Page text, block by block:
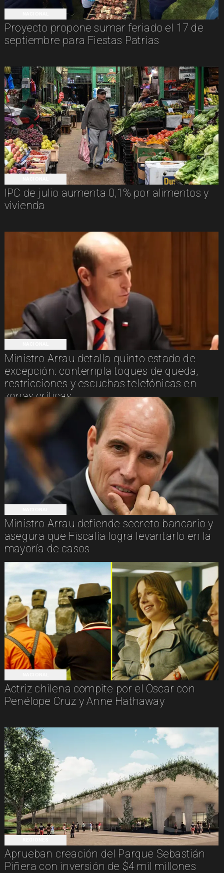
Proyecto propone sumar feriado el 17 de
septiembre para Fiestas Patrias
IPC de julio aumenta 0,1% por alimentos y
vivienda
Ministro Arrau detalla quinto estado de
excepción: contempla toques de queda,
restricciones y escuchas telefónicas en
zonas críticas
Ministro Arrau defiende secreto bancario y
asegura que Fiscalía logra levantarlo en la
mayoría de casos
Actriz chilena compite por el Oscar con
Penélope Cruz y Anne Hathaway
Aprueban creación del Parque Sebastián
Piñera con inversión de $4 mil millones